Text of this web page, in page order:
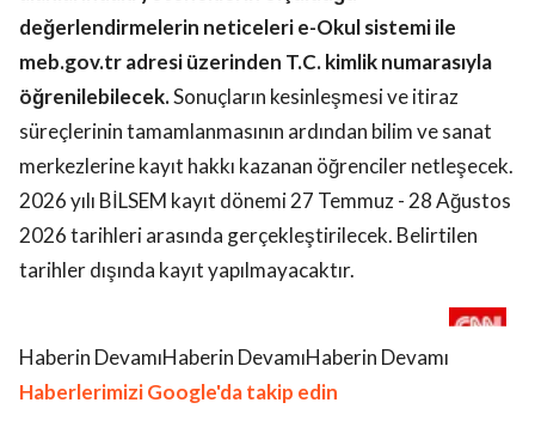
değerlendirmelerin neticeleri e-Okul sistemi ile
meb.gov.tr adresi üzerinden T.C. kimlik numarasıyla
öğrenilebilecek.Sonuçların kesinleşmesi ve itiraz
süreçlerinin tamamlanmasının ardından bilim ve sanat
merkezlerine kayıt hakkı kazanan öğrenciler netleşecek.
2026 yılı BİLSEM kayıt dönemi 27 Temmuz - 28 Ağustos
2026 tarihleri arasında gerçekleştirilecek. Belirtilen
tarihler dışında kayıt yapılmayacaktır.
Haberin DevamıHaberin DevamıHaberin Devamı
Haberlerimizi Google'da takip edin